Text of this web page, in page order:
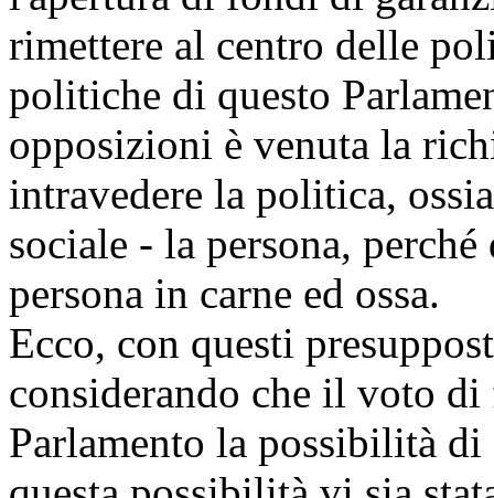
rimettere al centro delle
politiche di questo
opposizioni è venuta la
intravedere la politica,
sociale - la persona,
persona in carne ed ossa.
Ecco, con questi
considerando che il voto
Parlamento la possibilità